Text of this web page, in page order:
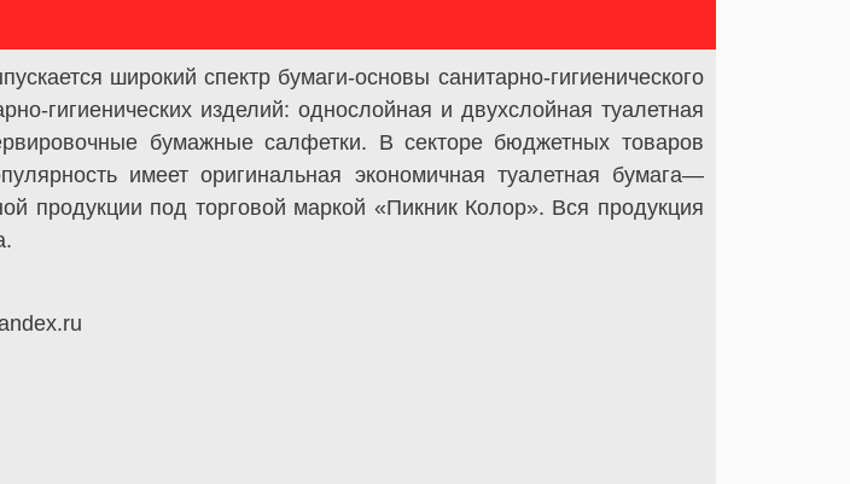
широкий спектр бумаги-основы санитарно-гигиенического
гигиенических изделий: однослойная и двухслойная туалетная
бумажные салфетки. В секторе бюджетных товаров
имеет оригинальная экономичная туалетная бумага—
продукции под торговой маркой «Пикник Колор». Вся продукция